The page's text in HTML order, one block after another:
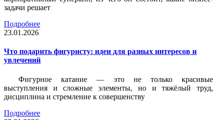
задачи решает
Подробнее
23.01.2026
Что подарить фигуристу: идеи для разных интересов и
увлечений
Фигурное катание — это не только красивые
выступления и сложные элементы, но и тяжёлый труд,
дисциплина и стремление к совершенству
Подробнее